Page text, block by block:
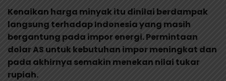
Kenaikan harga minyak itu dinilai berdampak
langsung terhadap Indonesia yang masih
bergantung pada impor energi. Permintaan
dolar AS untuk kebutuhan impor meningkat dan
pada akhirnya semakin menekan nilai tukar
rupiah.